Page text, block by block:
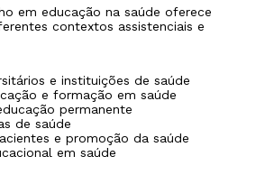
em educação na saúde oferece
contextos assistenciais e
e instituições de saúde
e formação em saúde
permanente
de saúde
e promoção da saúde
em saúde